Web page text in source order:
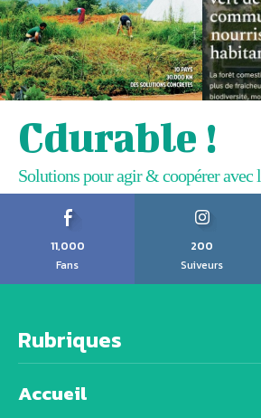
Cdurable !
Solutions pour agir & coopérer avec
11,000
Fans
200
Suiveurs
Rubriques
Accueil